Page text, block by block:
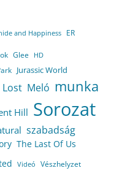
and Happiness ER
Glee HD
Jurassic World
Lost Meló munka
Hill Sorozat
szabadság
The Last Of Us
Videó Vészhelyzet